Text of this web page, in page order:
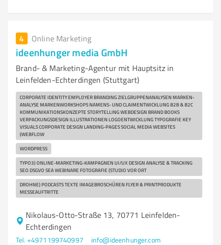
4 Online Marketing
ideenhunger media GmbH
Brand- & Marketing-Agentur mit Hauptsitz in
Leinfelden-Echterdingen (Stuttgart)
CORPORATE IDENTITY EMPLOYER BRANDING ZIEL­GRUPPEN­ANALYSEN MARKEN­
ANALYSE MARKEN­WORKSHOPS NAMENS- UND CLAIM­ENTWICKLUNG B2B & B2C
KOMMUNIKATIONS­KONZEPTE STORY­TELLING WEBDESIGN BRAND BOOKS
VERPACKUNGS­DESIGN ILLUSTRATIONEN LOGO­ENTWICKLUNG TYPO­GRAFIE KEY
VISUALS CORPORATE DESIGN LANDING-PAGES SOCIAL MEDIA WEBSITES
(WEBFLOW
WORDPRESS
TYPO3) ONLINE-MARKETING-KAMPAGNEN UI/UX DESIGN ANALYSE & TRACKING
SEO DSGVO SEA WEBINARE FOTOGRAFIE (STUDIO VOR ORT
DROHNE) PODCASTS TEXTE IMAGE­BROSCHÜREN FLYER & PRINT­PRODUKTE
MESSE­AUFTRITTE
Nikolaus-Otto-Straße 13, 70771 Leinfelden-
Echterdingen
Tel. +4971199740997
info@ideenhunger.com